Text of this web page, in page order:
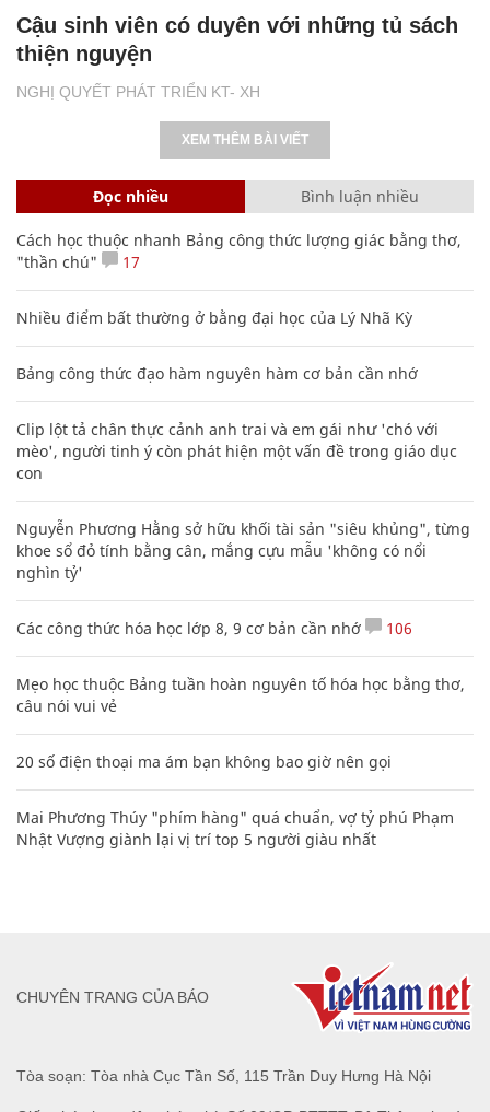
NGHỊ QUYẾT PHÁT TRIỂN KT- XH
Cậu sinh viên có duyên với những tủ sách
thiện nguyện
XEM THÊM BÀI VIẾT
Đọc nhiều Bình luận nhiều
Cách học thuộc nhanh Bảng công thức lượng giác bằng thơ,
"thần chú"
17
Nhiều điểm bất thường ở bằng đại học của Lý Nhã Kỳ
Bảng công thức đạo hàm nguyên hàm cơ bản cần nhớ
Clip lột tả chân thực cảnh anh trai và em gái như 'chó với
mèo', người tinh ý còn phát hiện một vấn đề trong giáo dục
con
Nguyễn Phương Hằng sở hữu khối tài sản "siêu khủng", từng
khoe sổ đỏ tính bằng cân, mắng cựu mẫu 'không có nổi
nghìn tỷ'
Các công thức hóa học lớp 8, 9 cơ bản cần nhớ 106
Mẹo học thuộc Bảng tuần hoàn nguyên tố hóa học bằng thơ,
câu nói vui vẻ
20 số điện thoại ma ám bạn không bao giờ nên gọi
Mai Phương Thúy "phím hàng" quá chuẩn, vợ tỷ phú Phạm
Nhật Vượng giành lại vị trí top 5 người giàu nhất
Tòa soạn: Tòa nhà Cục Tần Số, 115 Trần Duy Hưng Hà Nội
CHUYÊN TRANG CỦA BÁO